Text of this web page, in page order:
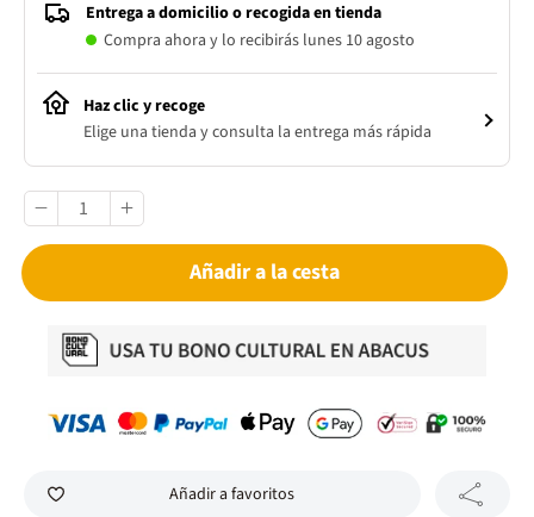
Entrega a domicilio o recogida en tienda
Compra ahora y lo recibirás lunes 10 agosto
Haz clic y recoge
Elige una tienda y consulta la entrega más rápida
Añadir a la cesta
Añadir a favoritos